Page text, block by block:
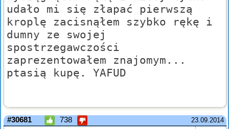
udało mi się złapać pierwszą
kroplę zacisnąłem szybko rękę i
dumny ze swojej
spostrzegawczości
zaprezentowałem znajomym...
ptasią kupę. YAFUD
23.09.2014
#30681 738